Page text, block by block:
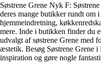
Søstrene Grene Nyk F:
deres mange butikker rundt
hjemmeindretning,
mere. Inde i butikken finder du
udvalgt af søstrene Grene med
æstetik. Besøg Søstrene Grene
inspiration og gøre nogle